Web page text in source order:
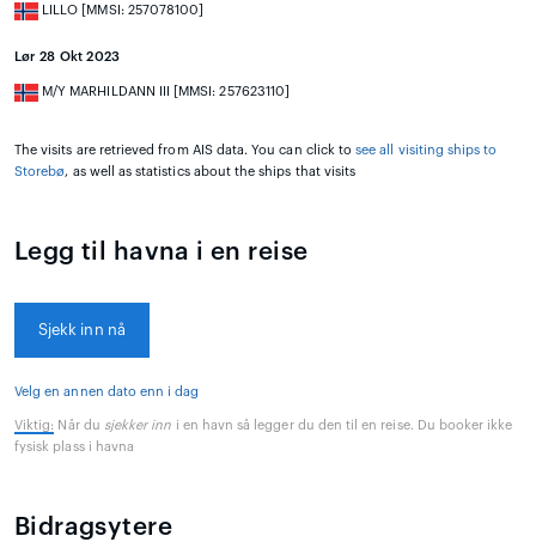
LILLO [MMSI: 257078100]
Lør 28 Okt 2023
M/Y MARHILDANN III [MMSI: 257623110]
The visits are retrieved from AIS data. You can click tosee all visiting ships to
Storebø, as well as statistics about the ships that visits
Legg til havna i en reise
Sjekk inn nå
Velg en annen dato enn i dag
Viktig: Når du sjekker inn i en havn så legger du den til en reise. Du booker ikke
fysisk plass i havna
Bidragsytere